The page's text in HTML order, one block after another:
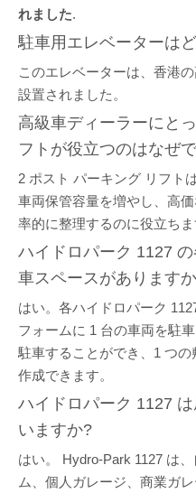
れました.
駐車用エレベーターは
このエレベーターは、香港
設置されました。
高級車ディーラーにと
フトが役立つのはなぜ
2 ポスト パーキング リフト
車両保管容量を増やし、高
率的に整理するのに役立ちま
ハイドロパーク 1127
車スペースがあります
はい。各ハイドロパーク
フォームに 1 台の車両を駐
駐車することができ、1 つ
作成できます。
ハイドロパーク 1127
いますか?
はい。 Hydro-Park 1127 は
ム、個人ガレージ、商業ガ